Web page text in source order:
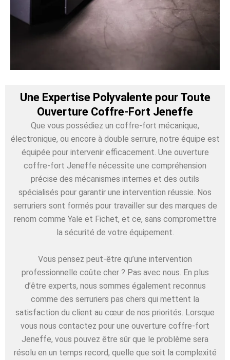
Une Expertise Polyvalente pour Toute
Ouverture Coffre-Fort Jeneffe
Que vous possédiez un coffre-fort mécanique,
électronique, ou encore à double serrure, notre équipe est
équipée pour intervenir efficacement. Une ouverture
coffre-fort Jeneffe nécessite une compréhension
précise des mécanismes internes et des outils
spécialisés pour garantir une intervention réussie. Nos
serruriers sont formés pour travailler sur des marques de
renom comme Yale et Fichet, et ce, sans compromettre
la sécurité de votre équipement.
Vous pensez peut-être qu’une intervention
professionnelle coûte cher ? Pas avec nous. En plus
d’être experts, nous sommes également reconnus
comme des serruriers pas chers qui mettent la
satisfaction du client au cœur de nos priorités. Lorsque
vous nous contactez pour une ouverture coffre-fort
Jeneffe, vous pouvez être sûr que le problème sera
résolu en un temps record, quelle que soit la complexité